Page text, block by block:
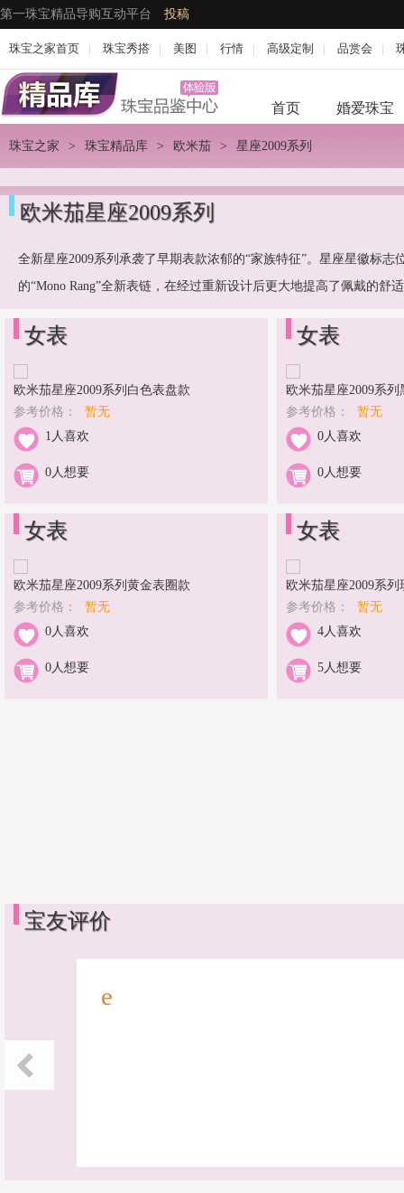
第一珠宝精品导购互动平台 投稿
珠宝之家首页 | 珠宝秀搭 | 美图 | 行情 | 高级定制 | 品赏会 |
首页 婚爱珠宝
珠宝之家 > 珠宝精品库 > 欧米茄 > 星座2009系列
欧米茄星座2009系列
全新星座2009系列承袭了早期表款浓郁的“家族特征”。星座星徽标
的“Mono Rang”全新表链，在经过重新设计后更大地提高了佩戴的舒
女表
欧米茄星座2009系列白色表盘款
参考价格：
暂无
1人喜欢
0人想要
女表
欧米茄星座2009系列黄金表圈款
参考价格：
暂无
0人喜欢
0人想要
女表
欧米茄星座2009系
参考价格：
暂无
0人喜欢
0人想要
女表
欧米茄星座2009系
参考价格：
暂无
4人喜欢
5人想要
宝友评价
e